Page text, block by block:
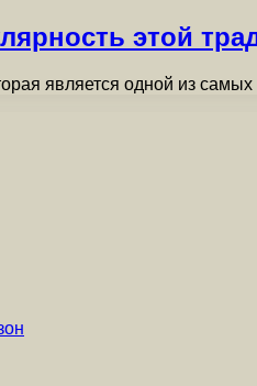
этой
является одной из